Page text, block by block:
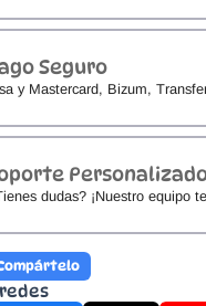
Seguro
y Mastercard, Bizum,
dudas? ¡Nuestro equipo